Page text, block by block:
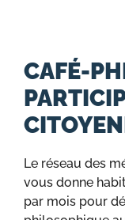
CAFÉ-
Le réseau des
vous donne
par mois pour